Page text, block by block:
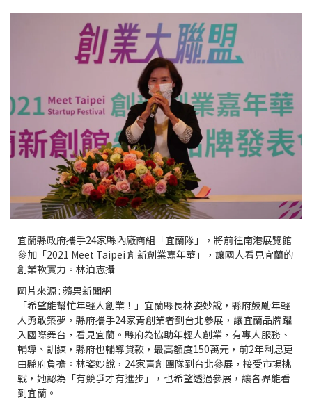
宜蘭縣政府攜手24家縣內廠商組「宜蘭隊」，將前往南港展覽館
參加「2021 Meet Taipei 創新創業嘉年華」，讓國人看見宜蘭的
創業軟實力。林泊志攝
圖片來源 : 蘋果新聞網
「希望能幫忙年輕人創業！」宜蘭縣長林姿妙說，縣府鼓勵年輕
人勇敢築夢，縣府攜手24家青創業者到台北參展，讓宜蘭品牌躍
入國際舞台，看見宜蘭。縣府為協助年輕人創業，有專人服務、
輔導、訓練，縣府也輔導貸款，最高額度150萬元，前2年利息更
由縣府負擔。林姿妙說，24家青創團隊到台北參展，接受市場挑
戰，她認為「有競爭才有進步」，也希望透過參展，讓各界能看
到宜蘭。